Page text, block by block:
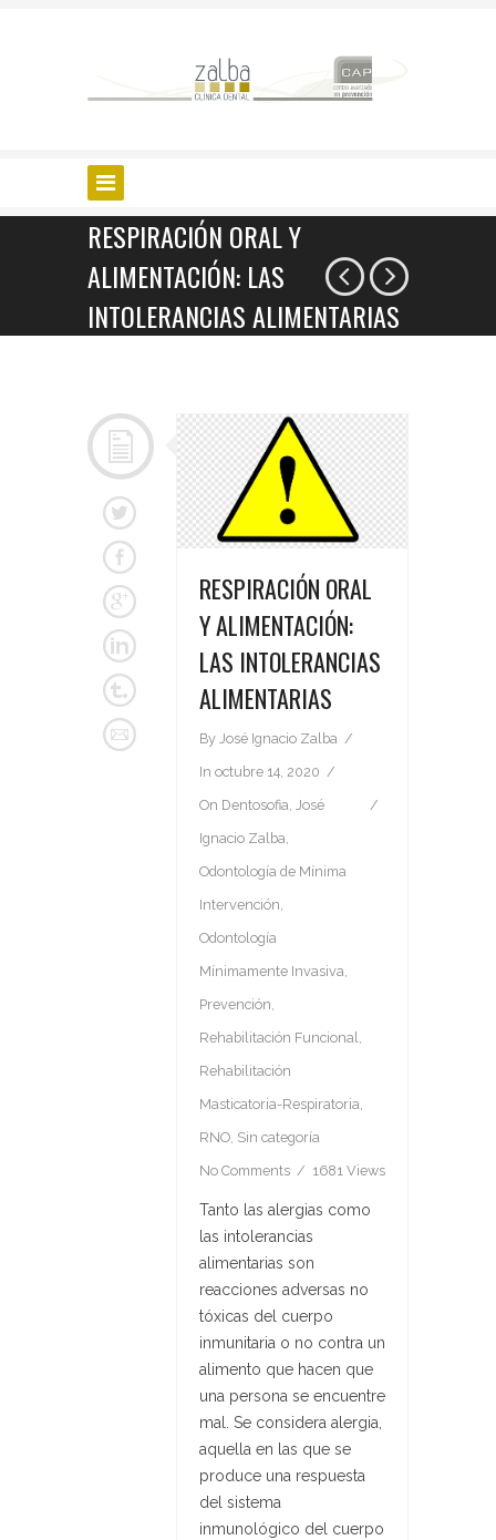
RESPIRACIÓN ORAL Y
ALIMENTACIÓN: LAS
INTOLERANCIAS ALIMENTARIAS
RESPIRACIÓN ORAL
Y ALIMENTACIÓN:
LAS INTOLERANCIAS
ALIMENTARIAS
By José Ignacio Zalba
In octubre 14, 2020
On Dentosofia, José
Ignacio Zalba,
Odontología de Mínima
Intervención,
Odontología
Mínimamente Invasiva,
Prevención,
Rehabilitación Funcional,
Rehabilitación
Masticatoria-Respiratoria,
RNO, Sin categoría
No Comments
1681 Views
Tanto las alergias como
las intolerancias
alimentarias son
reacciones adversas no
tóxicas del cuerpo
inmunitaria o no contra un
alimento que hacen que
una persona se encuentre
mal. Se considera alergia,
aquella en las que se
produce una respuesta
del sistema
inmunológico del cuerpo